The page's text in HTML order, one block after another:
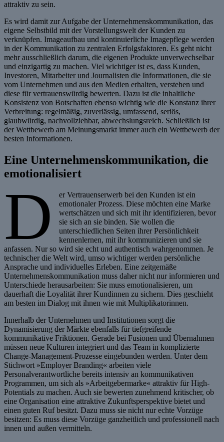
attraktiv zu sein.
Es wird damit zur Aufgabe der Unternehmenskommunikation, das
eigene Selbstbild mit der Vorstellungswelt der Kunden zu
verknüpfen. Imageaufbau und kontinuierliche Imagepflege werden
in der Kommunikation zu zentralen Erfolgsfaktoren. Es geht nicht
mehr ausschließlich darum, die eigenen Produkte unverwechselbar
und einzigartig zu machen. Viel wichtiger ist es, dass Kunden,
Investoren, Mitarbeiter und Journalisten die Informationen, die sie
vom Unternehmen und aus den Medien erhalten, verstehen und
diese für vertrauenswürdig bewerten. Dazu ist die inhaltliche
Konsistenz von Botschaften ebenso wichtig wie die Konstanz ihrer
Verbreitung: regelmäßig, zuverlässig, umfassend, seriös,
glaubwürdig, nachvollziehbar, abwechslungsreich. Schließlich ist
der Wettbewerb am Meinungsmarkt immer auch ein Wettbewerb der
besten Informationen.
Eine Unternehmenskommunikation, die
emotionalisiert
D
er Vertrauenserwerb bei den Kunden ist ein
emotionaler Prozess. Diese möchten eine Marke
wertschätzen und sich mit ihr identifizieren, bevor
sie sich an sie binden. Sie wollen die
unterschiedlichen Seiten ihrer Persönlichkeit
kennenlernen, mit ihr kommunizieren und sie
anfassen. Nur so wird sie echt und authentisch wahrgenommen. Je
technischer die Welt wird, umso wichtiger werden persönliche
Ansprache und individuelles Erleben. Eine zeitgemäße
Unternehmenskommunikation muss daher nicht nur informieren und
Unterschiede herausarbeiten: Sie muss emotionalisieren, um
dauerhaft die Loyalität ihrer Kundinnen zu sichern. Dies geschieht
am besten im Dialog mit ihnen wie mit Multiplikatorinnen.
Innerhalb der Unternehmen und Institutionen sorgt die
Dynamisierung der Märkte ebenfalls für tiefgreifende
kommunikative Friktionen. Gerade bei Fusionen und Übernahmen
müssen neue Kulturen integriert und das Team in komplizierte
Change-Management-Prozesse eingebunden werden. Unter dem
Stichwort »Employer Branding« arbeiten viele
Personalverantwortliche bereits intensiv an kommunikativen
Programmen, um sich als »Arbeitgebermarke« attraktiv für High-
Potentials zu machen. Auch sie bewerten zunehmend kritischer, ob
eine Organisation eine attraktive Zukunftsperspektive bietet und
einen guten Ruf besitzt. Dazu muss sie nicht nur echte Vorzüge
besitzen: Es muss diese Vorzüge ganzheitlich und professionell nach
innen und außen vermitteln.